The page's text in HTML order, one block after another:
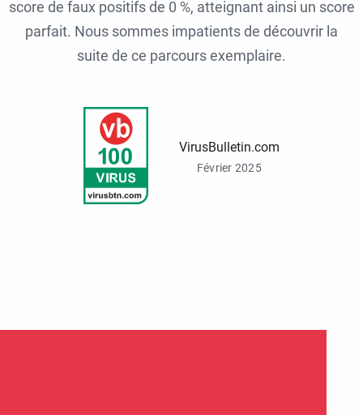
score de faux positifs de 0 %, atteignant ainsi un score
parfait. Nous sommes impatients de découvrir la
suite de ce parcours exemplaire.
VirusBulletin.com
Février 2025